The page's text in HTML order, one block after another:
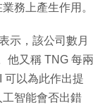
務上產生作用。
示，該公司數月
他又稱 TNG 每兩
可以為此作出提
智能會否出錯